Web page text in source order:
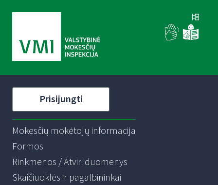
Prisijungti
Mokesčių mokėtojų informacija
Formos
Rinkmenos / Atviri duomenys
Skaičiuoklės ir pagalbininkai